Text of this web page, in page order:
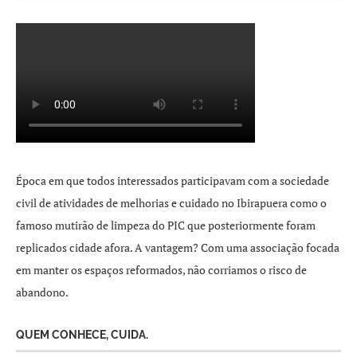
Época em que todos interessados participavam com a sociedade
civil de atividades de melhorias e cuidado no Ibirapuera como o
famoso mutirão de limpeza do PIC que posteriormente foram
replicados cidade afora. A vantagem? Com uma associação focada
em manter os espaços reformados, não corriamos o risco de
abandono.
QUEM CONHECE, CUIDA.